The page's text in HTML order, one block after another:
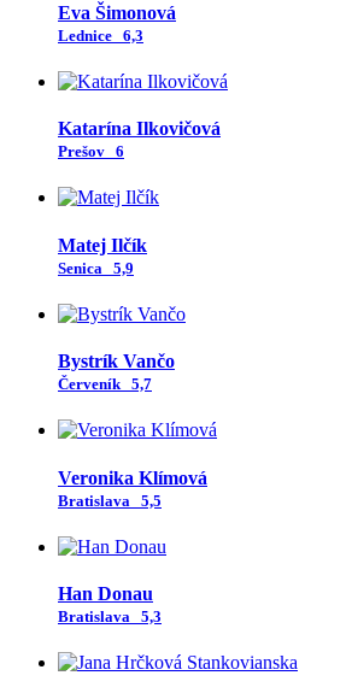
Eva Šimonová
Lednice 6,3
Katarína Ilkovičová
Prešov 6
Matej Ilčík
Senica 5,9
Bystrík Vančo
Červeník 5,7
Veronika Klímová
Bratislava 5,5
Han Donau
Bratislava 5,3